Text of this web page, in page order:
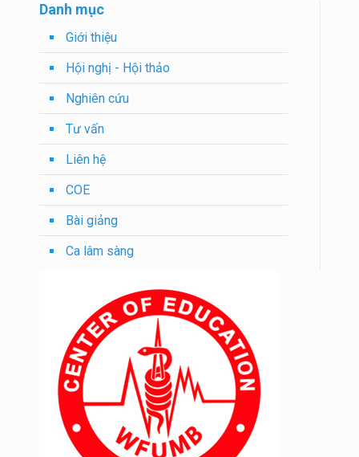
Danh mục
Giới thiệu
Hội nghị - Hội thảo
Nghiên cứu
Tư vấn
Liên hệ
COE
Bài giảng
Ca lâm sàng